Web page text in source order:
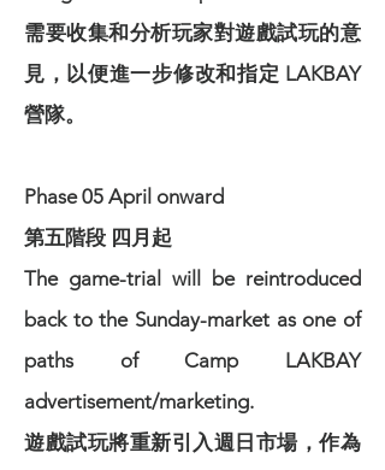
需要收集和分析玩家對遊戲試玩的意
見，以便進一步修改和指定 LAKBAY
營隊。
Phase 05 April onward
第五階段 四月起
The game-trial will be reintroduced
back to the Sunday-market as one of
paths of Camp LAKBAY
advertisement/marketing.
遊戲試玩將重新引入週日市場，作為